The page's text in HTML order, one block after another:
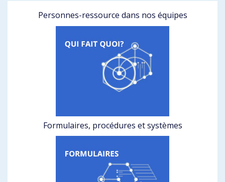
Personnes-ressource dans nos équipes
Formulaires, procédures et systèmes